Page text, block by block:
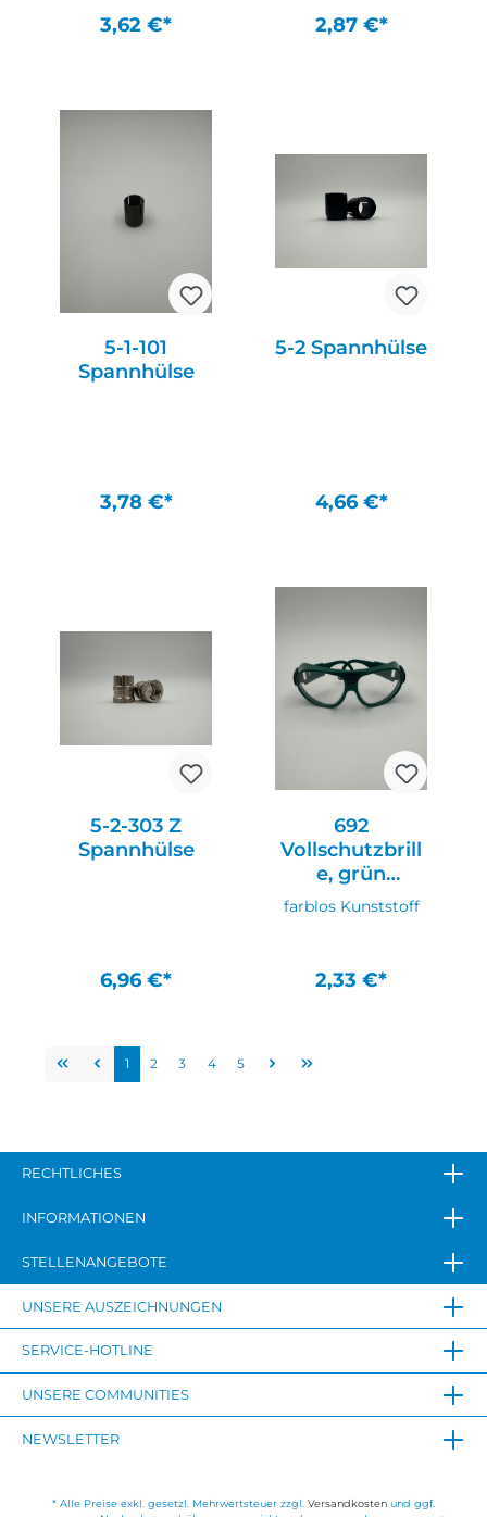
3,62 €* 2,87 €*
5-1-101
Spannhülse
3,78 €*
5-2 Spannhülse
4,66 €*
5-2-303 Z
Spannhülse
6,96 €*
692
Vollschutzbrill
e, grün
66*56mm
farblos Kunststoff
2,33 €*
1 2 3 4 5
RECHTLICHES
INFORMATIONEN
STELLENANGEBOTE
UNSERE AUSZEICHNUNGEN
SERVICE-HOTLINE
UNSERE COMMUNITIES
NEWSLETTER
* Alle Preise exkl. gesetzl. Mehrwertsteuer zzgl. Versandkosten und ggf.